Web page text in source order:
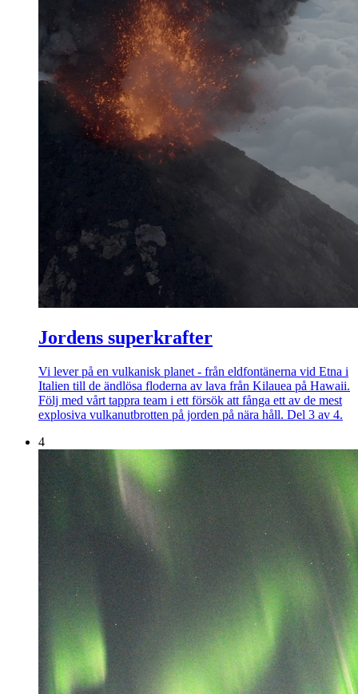
Jordens superkrafter
Vi lever på en vulkanisk planet - från eldfontänerna vid Etna i
Italien till de ändlösa floderna av lava från Kilauea på Hawaii.
Följ med vårt tappra team i ett försök att fånga ett av de mest
explosiva vulkanutbrotten på jorden på nära håll. Del 3 av 4.
4